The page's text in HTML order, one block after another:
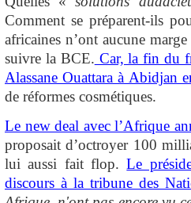
Comment se préparent-ils
africaines n’ont aucune
suivre la BCE. Car, la fin du
Alassane Ouattara à Abidjan
de réformes cosmétiques.
Le new deal avec l’Afrique
proposait d’octroyer 100
lui aussi fait flop.Le
discours à la tribune des